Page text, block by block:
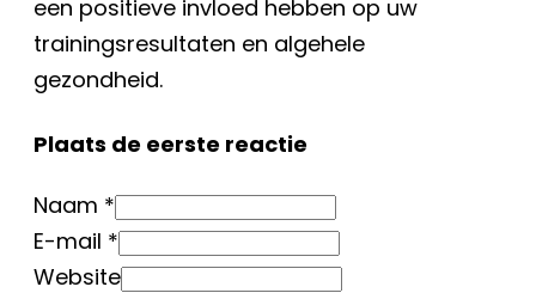
een positieve invloed hebben op uw
trainingsresultaten en algehele
gezondheid.
Plaats de eerste reactie
Naam *
E-mail *
Website